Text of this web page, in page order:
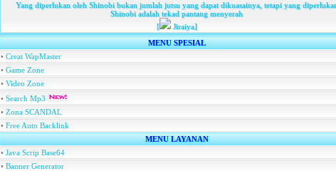
Yang diperlukan oleh Shinobi bukan jumlah jutsu yang dapat dikuasainya, tetapi yang
Shinobi adalah tekad pantang menyerah
[
Jiraiya]
MENU SPESIAL
• Creat WapMaster
• Game Zone
• Video Zone
• Search Mp3
• Zona SCANDAL
• Free Auto Backlink
MENU LAYANAN
• Java Scrip Base64
• Banner Generator